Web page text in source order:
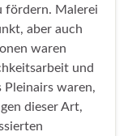
fördern. Malerei
aber auch
waren
und
Pleinairs waren,
dieser Art,